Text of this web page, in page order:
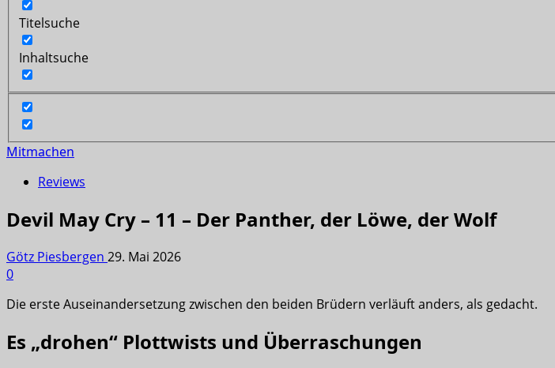
Titelsuche
Inhaltsuche
Mitmachen
Reviews
Devil May Cry – 11 – Der Panther, der Löwe, der Wolf
Götz Piesbergen 29. Mai 2026
0
Die erste Auseinandersetzung zwischen den beiden Brüdern verläuft anders, als gedacht.
Es „drohen“ Plottwists und Überraschungen